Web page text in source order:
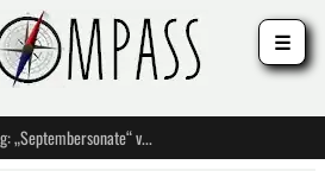
Uraufführung: „Septembersonate“ von Manfred Trojahn - Deutsche Oper am Rhein
☰